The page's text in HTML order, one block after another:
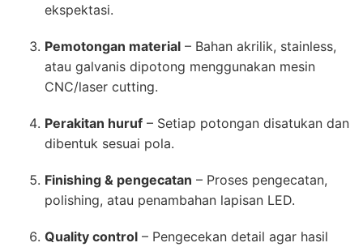
ekspektasi.
Pemotongan material – Bahan akrilik, stainless,
atau galvanis dipotong menggunakan mesin
CNC/laser cutting.
Perakitan huruf – Setiap potongan disatukan dan
dibentuk sesuai pola.
Finishing & pengecatan – Proses pengecatan,
polishing, atau penambahan lapisan LED.
Quality control – Pengecekan detail agar hasil